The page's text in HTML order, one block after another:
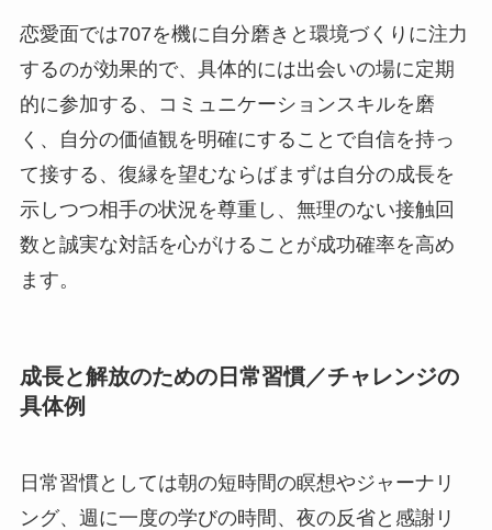
恋愛面では707を機に自分磨きと環境づくりに注力
するのが効果的で、具体的には出会いの場に定期
的に参加する、コミュニケーションスキルを磨
く、自分の価値観を明確にすることで自信を持っ
て接する、復縁を望むならばまずは自分の成長を
示しつつ相手の状況を尊重し、無理のない接触回
数と誠実な対話を心がけることが成功確率を高め
ます。
成長と解放のための日常習慣／チャレンジの
具体例
日常習慣としては朝の短時間の瞑想やジャーナリ
ング、週に一度の学びの時間、夜の反省と感謝リ